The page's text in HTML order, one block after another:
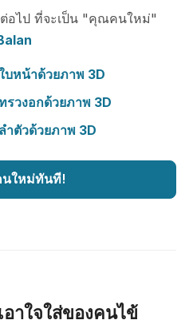
อไป ที่จะเป็น "คุณคนใหม่"
บหน้าด้วยภาพ 3D
รวงอกด้วยภาพ 3D
ำตัวด้วยภาพ 3D
ใหม่ทันที!
าใจใส่ของคนไข้